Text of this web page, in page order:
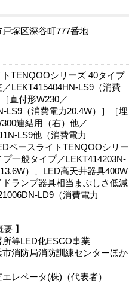
塚区深谷町777番地
トTENQOOシリーズ 40タイプ
／LEKT415404HN-LS9（消費
直付形W230／
LS9（消費電力20.4W）］［埋
連結用（右）他／
LS9他（消費電力
ベースライトTENQOOシリー
プ一般タイプ／LEKT414203N-
）、LED高天井器具400W
ランプ器具相当まぶしさ低減
LD9（消費電力
】
等LED化ESCO事業
消防局消防訓練センターほか
レベータ(株)（代表者）